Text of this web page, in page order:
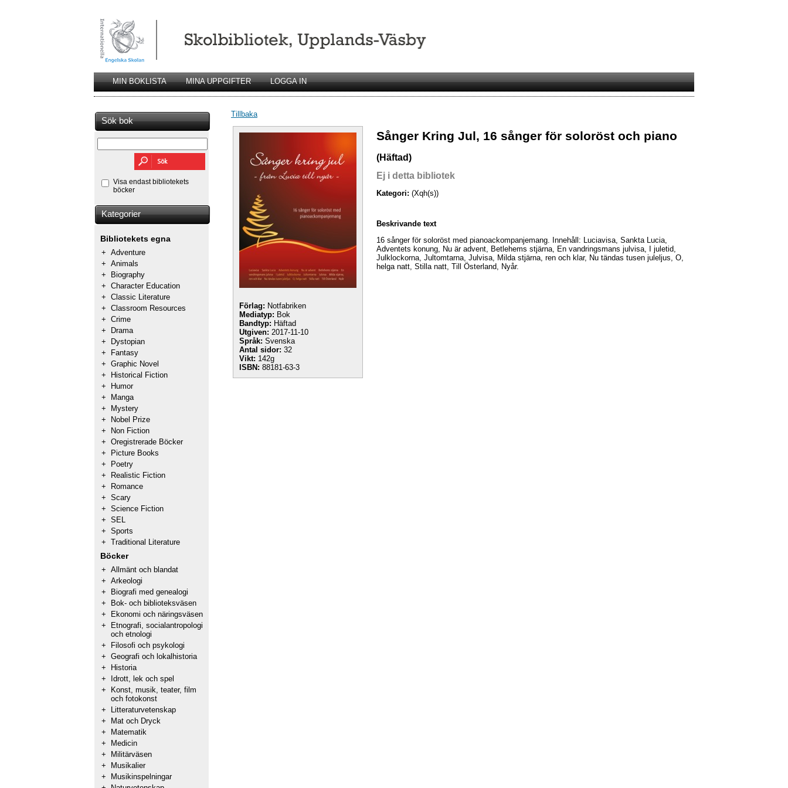
MIN BOKLISTA MINA UPPGIFTER LOGGA IN
Sök bok
Visa endast bibliotekets
böcker
Kategorier
Bibliotekets egna
+ Adventure
+ Animals
+
Biography
+ Character Education
+ Classic Literature
+ Classroom Resources
+ Crime
+
Drama
+
Dystopian
+
Fantasy
+ Graphic Novel
+
Historical Fiction
+
Humor
+
Manga
+
Mystery
+
Nobel Prize
+
Non Fiction
+ Oregistrerade Böcker
+
Picture Books
+
Poetry
+
Realistic Fiction
+
Romance
+ Scary
+ Science Fiction
+ SEL
+ Sports
+ Traditional Literature
Böcker
+ Allmänt och blandat
+ Arkeologi
+
Biografi med genealogi
+
Bok- och biblioteksväsen
+
Ekonomi och näringsväsen
+
Etnografi, socialantropologi
och etnologi
+
Filosofi och psykologi
+ Geografi och lokalhistoria
+
Historia
+
Idrott, lek och spel
+
Konst, musik, teater, film
och fotokonst
+
Litteraturvetenskap
+
Mat och Dryck
+
Matematik
+
Medicin
+
Militärväsen
+
Musikalier
+
Musikinspelningar
Tillbaka
Förlag: Notfabriken
Mediatyp: Bok
Bandtyp: Häftad
Utgiven: 2017-11-10
Språk: Svenska
Antal sidor: 32
Vikt: 142g
ISBN: 88181-63-3
Sånger Kring Jul, 16 sånger för soloröst och piano
(Häftad)
Ej i detta bibliotek
Kategori: (Xqh(s))
Beskrivande text
16 sånger för soloröst med pianoackompanjemang. Innehåll: Luciavisa, Sankta Lucia,
Adventets konung, Nu är advent, Betlehems stjärna, En vandringsmans julvisa, I juletid,
Julklockorna, Jultomtarna, Julvisa, Milda stjärna, ren och klar, Nu tändas tusen juleljus, O,
helga natt, Stilla natt, Till Österland, Nyår.